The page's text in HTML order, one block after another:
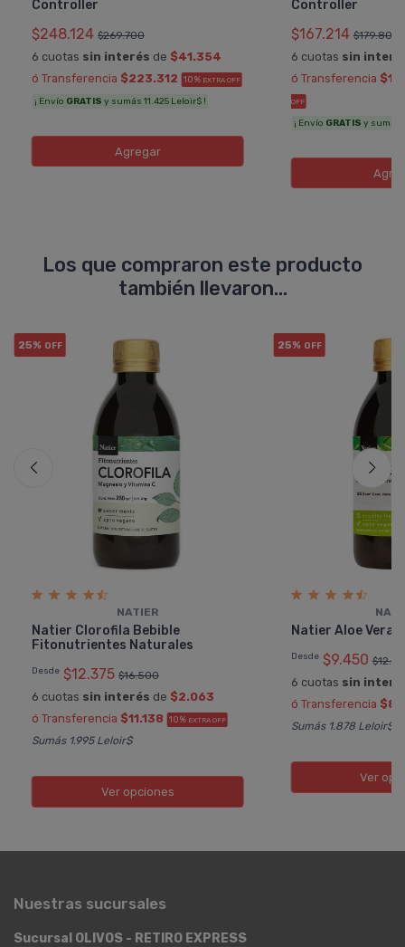
Controller
$248.124 $269.700
6 cuotas sin interés de $41.354
ó Transferencia $223.312 10% EXTRA OFF
¡ Envío GRATIS y sumás 11.425 Leloir$ !
Agregar
Controller
$167.214 $179.800
6 cuotas sin
ó Transferencia
OFF
¡ Envío GRATIS y sumás
Los que compraron este producto
también llevaron...
25% OFF
NATIER
Natier Clorofila Bebible
Fitonutrientes Naturales
Desde $12.375 $16.500
6 cuotas sin interés de $2.063
ó Transferencia $11.138 10% EXTRA OFF
Sumás 1.995 Leloir$
Ver opciones
25% OFF
Natier Aloe Vera
Desde $9.450
6 cuotas sin
ó Transferencia
Sumás 1.878 Leloir$
Ver
Nuestras sucursales
Sucursal OLIVOS - RETIRO EXPRESS